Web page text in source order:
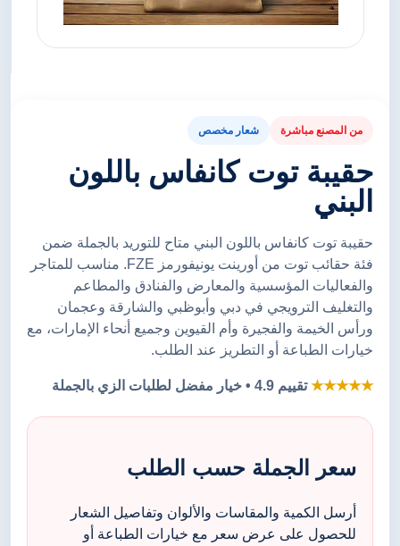
من المصنع مباشرة شعار مخصص
حقيبة توت كانفاس باللون
البني
حقيبة توت كانفاس باللون البني متاح للتوريد بالجملة ضمن
فئة حقائب توت من أورينت يونيفورمز FZE. مناسب للمتاجر
والفعاليات المؤسسية والمعارض والفنادق والمطاعم
والتغليف الترويجي في دبي وأبوظبي والشارقة وعجمان
ورأس الخيمة والفجيرة وأم القيوين وجميع أنحاء الإمارات، مع
خيارات الطباعة أو التطريز عند الطلب.
★★★★★تقييم 4.9 • خيار مفضل لطلبات الزي بالجملة
سعر الجملة حسب الطلب
أرسل الكمية والمقاسات والألوان وتفاصيل الشعار
للحصول على عرض سعر مع خيارات الطباعة أو